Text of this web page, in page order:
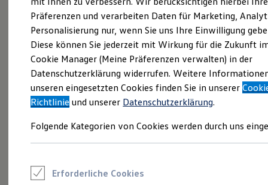
SUV und CUV
Familienautos
Kombis
Kompaktwagen
Sportwagen
Schnell verfügbare Fahrzeuge
Angebote und Produkte
Aktuelle Angebote
E-Auto-Förderung
Volkswagen Marktplatz
Junge Gebrauchtwagen und Gebrauchtwagen
Saisonangebote
Präferenzen und verarbeiten Daten für Marketing,
Personalisierung nur, wenn Sie uns Ihre Einwilligung
Diese können Sie jederzeit mit Wirkung für die Zukunft
Cookie Manager (Meine Präferenzen verwalten) in der
Datenschutzerklärung widerrufen. Weitere
unseren eingesetzten Cookies finden Sie in unserer
Richtlinie und unserer Datenschutzerklärung.
Folgende Kategorien von Cookies werden durch uns
Erforderliche Cookies